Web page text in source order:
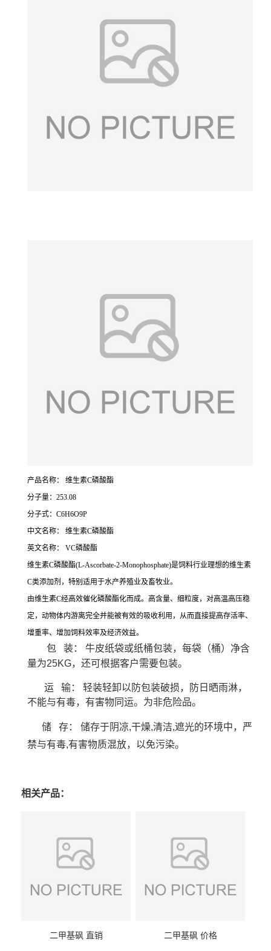
产品名称： 维生素C磷酸酯
分子量：253.08
分子式：C6H6O9P
中文名称： 维生素C磷酸酯
英文名称： VC磷酸酯
维生素C磷酸酯(L-Ascorbate-2-Monophosphate)是饲料行业理想的维生素
C类添加剂，特别适用于水产养殖业及畜牧业。
由维生素C经高效催化磷酸酯化而成。高含量、细粒度，对高温高压稳
定，动物体内游离完全并能被有效的吸收利用，从而直接提高存活率、
增重率、增加饲料效率及经济效益。
包 装： 牛皮纸袋或纸桶包装，每袋（桶）净含
量为25KG，还可根据客户需要包装。
运 输： 轻装轻卸以防包装破损，防日晒雨淋，
不能与有毒，有害物同运。为非危险品。
储 存： 储存于阴凉,干燥,清洁,遮光的环境中，严
禁与有毒,有害物质混放，以免污染。
相关产品：
二甲基砜 直销 二甲基砜 价格